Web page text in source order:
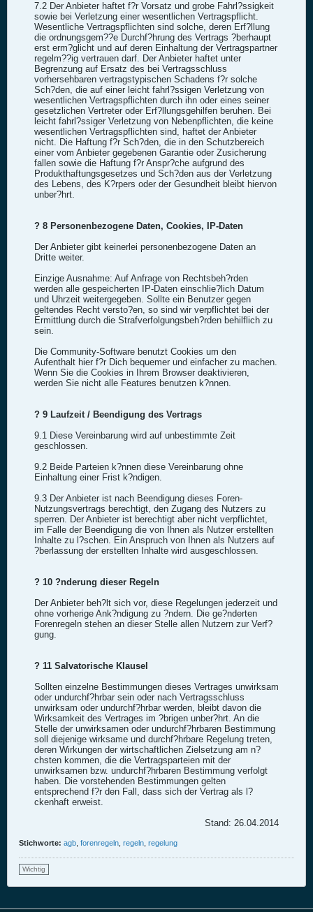
7.2 Der Anbieter haftet f?r Vorsatz und grobe Fahrl?ssigkeit
sowie bei Verletzung einer wesentlichen Vertragspflicht.
Wesentliche Vertragspflichten sind solche, deren Erf?llung
die ordnungsgem??e Durchf?hrung des Vertrags ?berhaupt
erst erm?glicht und auf deren Einhaltung der Vertragspartner
regelm??ig vertrauen darf. Der Anbieter haftet unter
Begrenzung auf Ersatz des bei Vertragsschluss
vorhersehbaren vertragstypischen Schadens f?r solche
Sch?den, die auf einer leicht fahrl?ssigen Verletzung von
wesentlichen Vertragspflichten durch ihn oder eines seiner
gesetzlichen Vertreter oder Erf?llungsgehilfen beruhen. Bei
leicht fahrl?ssiger Verletzung von Nebenpflichten, die keine
wesentlichen Vertragspflichten sind, haftet der Anbieter
nicht. Die Haftung f?r Sch?den, die in den Schutzbereich
einer vom Anbieter gegebenen Garantie oder Zusicherung
fallen sowie die Haftung f?r Anspr?che aufgrund des
Produkthaftungsgesetzes und Sch?den aus der Verletzung
des Lebens, des K?rpers oder der Gesundheit bleibt hiervon
unber?hrt.
? 8 Personenbezogene Daten, Cookies, IP-Daten
Der Anbieter gibt keinerlei personenbezogene Daten an
Dritte weiter.
Einzige Ausnahme: Auf Anfrage von Rechtsbeh?rden
werden alle gespeicherten IP-Daten einschlie?lich Datum
und Uhrzeit weitergegeben. Sollte ein Benutzer gegen
geltendes Recht versto?en, so sind wir verpflichtet bei der
Ermittlung durch die Strafverfolgungsbeh?rden behilflich zu
sein.
Die Community-Software benutzt Cookies um den
Aufenthalt hier f?r Dich bequemer und einfacher zu machen.
Wenn Sie die Cookies in Ihrem Browser deaktivieren,
werden Sie nicht alle Features benutzen k?nnen.
? 9 Laufzeit / Beendigung des Vertrags
9.1 Diese Vereinbarung wird auf unbestimmte Zeit
geschlossen.
9.2 Beide Parteien k?nnen diese Vereinbarung ohne
Einhaltung einer Frist k?ndigen.
9.3 Der Anbieter ist nach Beendigung dieses Foren-
Nutzungsvertrags berechtigt, den Zugang des Nutzers zu
sperren. Der Anbieter ist berechtigt aber nicht verpflichtet,
im Falle der Beendigung die von Ihnen als Nutzer erstellten
Inhalte zu l?schen. Ein Anspruch von Ihnen als Nutzers auf
?berlassung der erstellten Inhalte wird ausgeschlossen.
? 10 ?nderung dieser Regeln
Der Anbieter beh?lt sich vor, diese Regelungen jederzeit und
ohne vorherige Ank?ndigung zu ?ndern. Die ge?nderten
Forenregeln stehen an dieser Stelle allen Nutzern zur Verf?
gung.
? 11 Salvatorische Klausel
Sollten einzelne Bestimmungen dieses Vertrages unwirksam
oder undurchf?hrbar sein oder nach Vertragsschluss
unwirksam oder undurchf?hrbar werden, bleibt davon die
Wirksamkeit des Vertrages im ?brigen unber?hrt. An die
Stelle der unwirksamen oder undurchf?hrbaren Bestimmung
soll diejenige wirksame und durchf?hrbare Regelung treten,
deren Wirkungen der wirtschaftlichen Zielsetzung am n?
chsten kommen, die die Vertragsparteien mit der
unwirksamen bzw. undurchf?hrbaren Bestimmung verfolgt
haben. Die vorstehenden Bestimmungen gelten
entsprechend f?r den Fall, dass sich der Vertrag als l?
ckenhaft erweist.
Stand: 26.04.2014
Stichworte: agb forenregeln regeln regelung
Wichtig